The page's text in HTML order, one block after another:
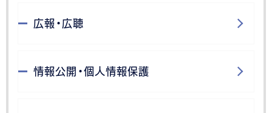
広報・広聴
情報公開・個人情報保護